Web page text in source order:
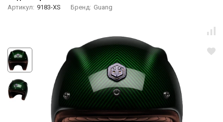
Артикул: 9183-XS Бренд: Guang